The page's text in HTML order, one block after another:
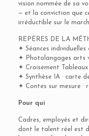
vision nommée de sa
— et la conviction que
irréductible sur le
REPÈRES DE LA
✦ Séances individuelles
✦ Photolangages arts
✦ Croisement Tableaux
✦ Synthèse IA · carte
✦ Contes sur mesure ·
Pour qui
Cadres, employés et
dont le talent réel est